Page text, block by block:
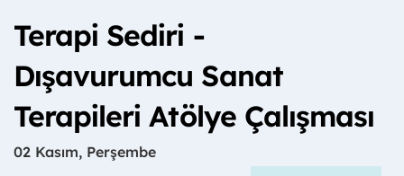
Terapi Sediri -
Dışavurumcu Sanat
Terapileri Atölye Çalışması
02 Kasım, Perşembe